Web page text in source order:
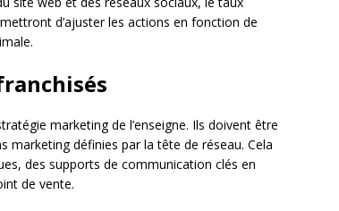
d’ajuster les actions en fonction de
marketing de l’enseigne. Ils doivent être
définies par la tête de réseau. Cela
des supports de communication clés en
de vente.